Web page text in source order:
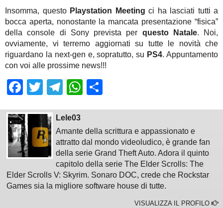
Insomma, questo Playstation Meeting ci ha lasciati tutti a
bocca aperta, nonostante la mancata presentazione “fisica”
della console di Sony prevista per questo Natale. Noi,
ovviamente, vi terremo aggiornati su tutte le novità che
riguardano la next-gen e, sopratutto, su PS4. Appuntamento
con voi alle prossime news!!!
Facebook
TwitterTelegram
WhatsApp
Lele03
Amante della scrittura e appassionato e
attratto dal mondo videoludico, è grande fan
della serie Grand Theft Auto. Adora il quinto
capitolo della serie The Elder Scrolls: The
Elder Scrolls V: Skyrim. Sonaro DOC, crede che Rockstar
Games sia la migliore software house di tutte.
VISUALIZZA IL PROFILO